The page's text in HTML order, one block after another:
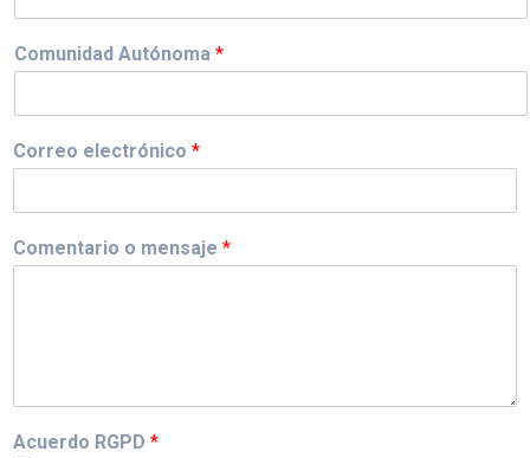
Comunidad Autónoma *
Correo electrónico *
Comentario o mensaje *
Acuerdo RGPD *